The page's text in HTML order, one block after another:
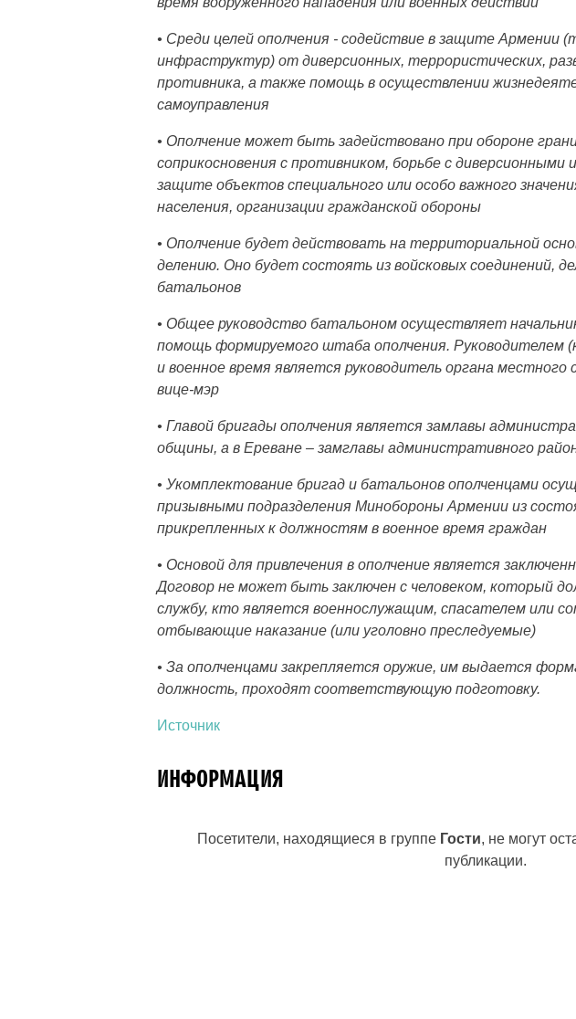
• Среди целей ополчения - содействие в защите Армении
инфраструктур) от диверсионных, террористических,
противника, а также помощь в осуществлении
самоуправления
• Ополчение может быть задействовано при обороне
соприкосновения с противником, борьбе с диверсионными
защите объектов специального или особо важного
населения, организации гражданской обороны
• Ополчение будет действовать на территориальной
делению. Оно будет состоять из войсковых соединений,
батальонов
• Общее руководство батальоном осуществляет
помощь формируемого штаба ополчения. Руководителем
и военное время является руководитель органа местного
вице-мэр
• Главой бригады ополчения является замлавы
общины, а в Ереване – замглавы административного
• Укомплектование бригад и батальонов ополченцами
призывными подразделения Минобороны Армении из
прикрепленных к должностям в военное время граждан
• Основой для привлечения в ополчение является
Договор не может быть заключен с человеком, который
службу, кто является военнослужащим, спасателем или
отбывающие наказание (или уголовно преследуемые)
• За ополченцами закрепляется оружие, им выдается
должность, проходят соответствующую подготовку.
Источник
ИНФОРМАЦИЯ
Посетители, находящиеся в группе Гости, не могут
публикации.